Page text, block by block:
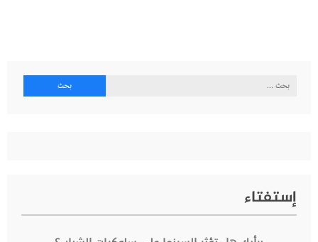
البحث
إستفتاء